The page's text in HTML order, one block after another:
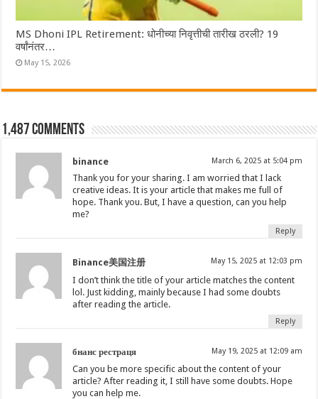
MS Dhoni IPL Retirement: धोनीच्या निवृत्तीची तारीख ठरली? 19
वर्षांनंतर…
May 15, 2026
1,487 comments
binance March 6, 2025 at 5:04 pm
Thank you for your sharing. I am worried that I lack
creative ideas. It is your article that makes me full of
hope. Thank you. But, I have a question, can you help
me?
Reply
Binance美国注册 May 15, 2025 at 12:03 pm
I don’t think the title of your article matches the content
lol. Just kidding, mainly because I had some doubts
after reading the article.
Reply
бнанс рестраця May 19, 2025 at 12:09 am
Can you be more specific about the content of your
article? After reading it, I still have some doubts. Hope
you can help me.